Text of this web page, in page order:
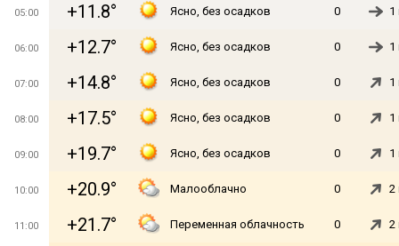
05:00 +11.8° Ясно, без осадков 0 1
06:00 +12.7° Ясно, без осадков 0 1
07:00 +14.8° Ясно, без осадков 0 1
08:00 +17.5° Ясно, без осадков 0 1
09:00 +19.7° Ясно, без осадков 0 1
10:00 +20.9° Малооблачно 0 2
11:00 +21.7° Переменная облачность 0 2